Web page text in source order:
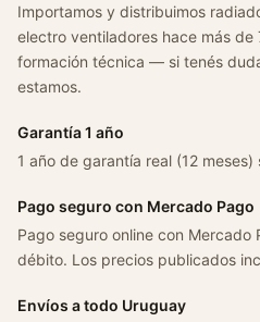
Importamos y distribuimos
electro ventiladores hace más
formación técnica — si tenés
estamos.
Garantía 1 año
1 año de garantía real (12
Pago seguro con Mercado Pago
Pago seguro online con
débito. Los precios publicados
Envíos a todo Uruguay